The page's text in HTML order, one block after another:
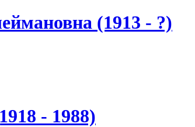
(1913 - ?)
- 1988)